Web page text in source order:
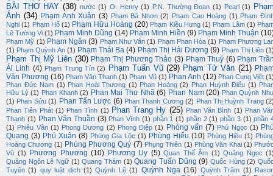
BÀI THƠ HAY (38) nước (1) O. Henry (1) P.N. Thường Đoan (1) Pearl (1)
Ánh (34) Phạm Anh Xuân (3) Phạm Bá Nhơn (2) Phạm Cao Hoàng (1) Phạm
Nghi (1) Phạm Hổ (1) Phạm Hữu Hoàng (20) Phạm Kiều Hưng (1) Phạm Lâm (1)
Lê Tường Vi (1) Phạm Minh Dũng (14) Phạm Minh Hiền (9) Phạm Minh Thuận
Phạm Mỹ (1) Phạm Ngân (3) Phạm Như Vân (1) Phạm Phan Hòa (1) Phạm Phương
(1) Phạm Quỳnh An (1) Phạm Thái Ba (4) Phạm Thị Hải Dương (9) Phạm Thị Liên
Phạm Thị Mỹ Liên (30) Phạm Thị Phương Thảo (3) Phạm Thuý (6) Phạm
Ái Linh (4) Phạm Trung Tín (2) Phạm Tuấn Vũ (29) Phạm Tử Văn (21)
Văn Phương (16) Phạm Văn Thạnh (1) Phạm Vũ (1) Phan Anh (12) Phan Cung Việt
Phan Đức Nam (1) Phan Hoài Thương (1) Phan Hoàng (2) Phan Huỳnh Điểu (1)
Hữu Lý (1) Phan Khanh (2) Phan Mai Thư Nhã (6) Phan Nam (20) Phan Quỳnh
(1) Phan Sửu (1) Phan Tấn Lược (6) Phan Thanh Cương (2) Phan Thị Huỳnh Trang
Phan Tiên Phát (1) Phan Tình (1) Phan Trang Hy (25) Phan Văn Bình (1) Phan
Thạnh (1) Phan Văn Thuần (3) Phan Vĩnh (1) phần 1 (1) phần 2 (1) phần 3 (1) phần
(1) Phiêu Vân (1) Phong Dương (2) Phong Điệp (1) Phỏng vấn (7) Phú Ngọc (1)
Quang (3) Phú Xuân (8) Phùng Gia Lộc (1) Phùng Hiếu (10) Phùng Hiệu (1)
Hoàng Chương (1) Phùng Phương Quý (7) Phụng Thiên (1) Phùng Văn Khai (1)
Vũ (1) Phương Phương (10) Phương Uy (5) Quan Thế Âm (1) Quảng Ngọc
Quảng Ngôn Lê Ngữ (1) Quang Thám (1) Quang Tuấn Dũng (9) Quốc Hùng (2)
Tuyên (1) quy luật dịch (1) Quỳnh Lệ (1) Quỳnh Nga (16) Quỳnh Trâm (1)